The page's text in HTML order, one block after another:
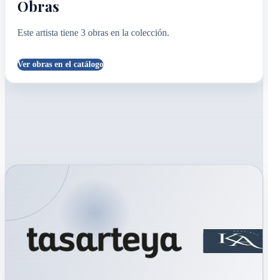
Obras
Este artista tiene 3 obras en la colección.
Ver obras en el catálogo